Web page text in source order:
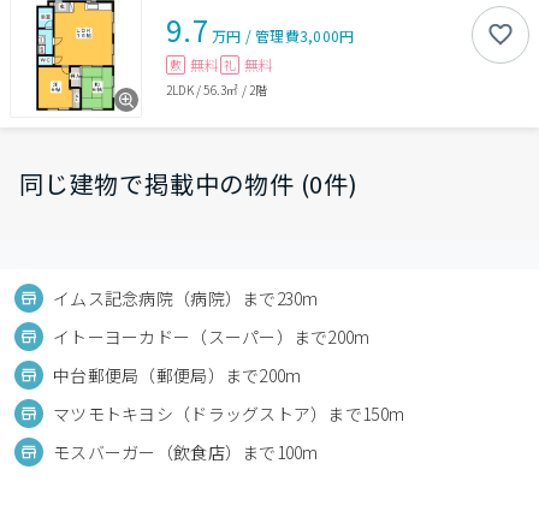
9.7 万円 /管理費3,000円
敷 無料 礼 無料
2LDK/56.3㎡ / 2階
同じ建物で掲載中の物件 (0件)
イムス記念病院（病院）まで230m
イトーヨーカドー（スーパー）まで200m
中台郵便局（郵便局）まで200m
マツモトキヨシ（ドラッグストア）まで150m
モスバーガー（飲食店）まで100m